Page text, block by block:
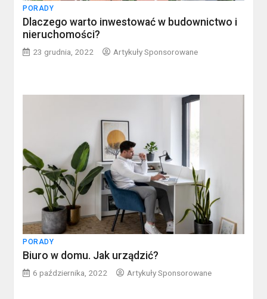
PORADY
Dlaczego warto inwestować w budownictwo i
nieruchomości?
23 grudnia, 2022 Artykuły Sponsorowane
PORADY
Biuro w domu. Jak urządzić?
6 października, 2022 Artykuły Sponsorowane